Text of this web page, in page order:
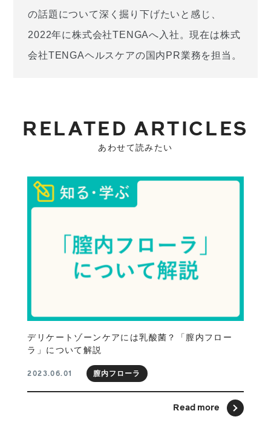
の話題について深く掘り下げたいと感じ、
2022年に株式会社TENGAへ入社。現在は株式
会社TENGAヘルスケアの国内PR業務を担当。
RELATED ARTICLES
あわせて読みたい
デリケートゾーンケアには乳酸菌？「膣内フロー
ラ」について解説
2023.06.01 膣内フローラ
Read more